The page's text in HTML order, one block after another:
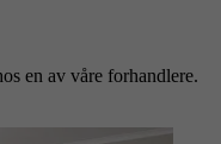
en av våre forhandlere.